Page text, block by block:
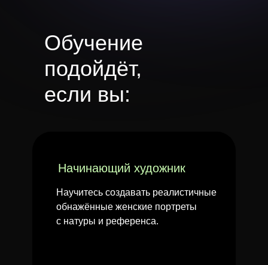
Обучение
подойдёт,
если вы:
Начинающий художник
Научитесь создавать реалистичные
обнажённые женские портреты
с натуры и референса.